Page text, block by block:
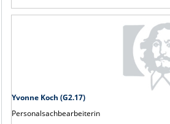
Yvonne Koch (G2.17)
Personalsachbearbeiterin